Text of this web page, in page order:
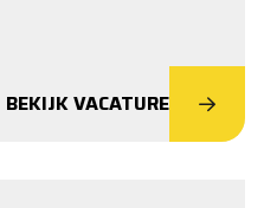
BEKIJK VACATURE